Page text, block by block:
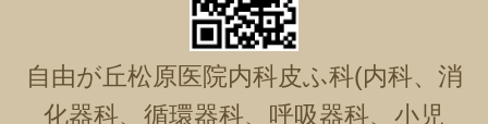
自由が丘松原医院内科皮ふ科(内科、消
化器科、循環器科、呼吸器科、小児